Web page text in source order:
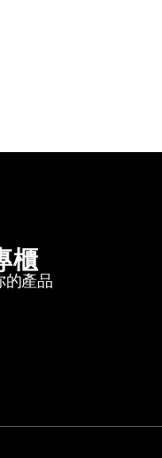
櫃
的產品